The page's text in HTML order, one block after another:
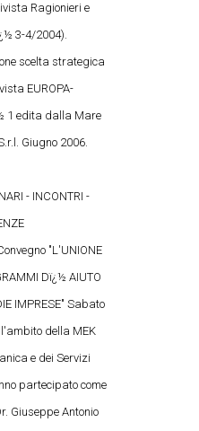
Ragionieri e
3-4/2004).
scelta strategica
EUROPA-
1 edita dalla Mare
Giugno 2006.
- INCONTRI -
"L'UNIONE
Dï¿½ AIUTO
IMPRESE" Sabato
della MEK
e dei Servizi
partecipato come
Giuseppe Antonio